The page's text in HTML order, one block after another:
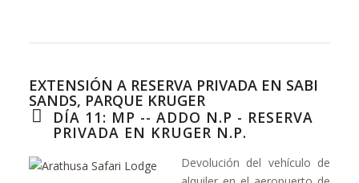
EXTENSIÓN A RESERVA PRIVADA EN SABI
SANDS, PARQUE KRUGER
DÍA 11: MP -- ADDO N.P - RESERVA
PRIVADA EN KRUGER N.P.
Devolución del vehículo de